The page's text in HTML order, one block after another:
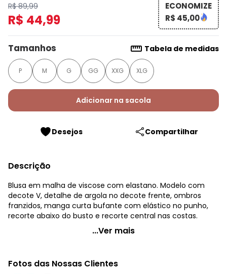
R$ 89,99
R$ 44,99
ECONOMIZE
R$ 45,00
Tamanhos Tabela de medidas
P M G GG XXG XLG
Adicionar na sacola
Desejos Compartilhar
Descrição
Blusa em malha de viscose com elastano. Modelo com
decote V, detalhe de argola no decote frente, ombros
franzidos, manga curta bufante com elástico no punho,
recorte abaixo do busto e recorte central nas costas.
Quintess - Blusa Lilás com Argola
Modelagem: Solto
Comprimento da manga: Curta
...Ver mais
Fotos das Nossas Clientes